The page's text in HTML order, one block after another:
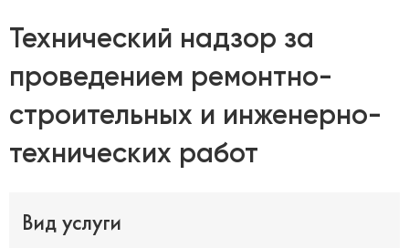
Технический надзор за
проведением ремонтно-
строительных и инженерно-
технических работ
Вид услуги